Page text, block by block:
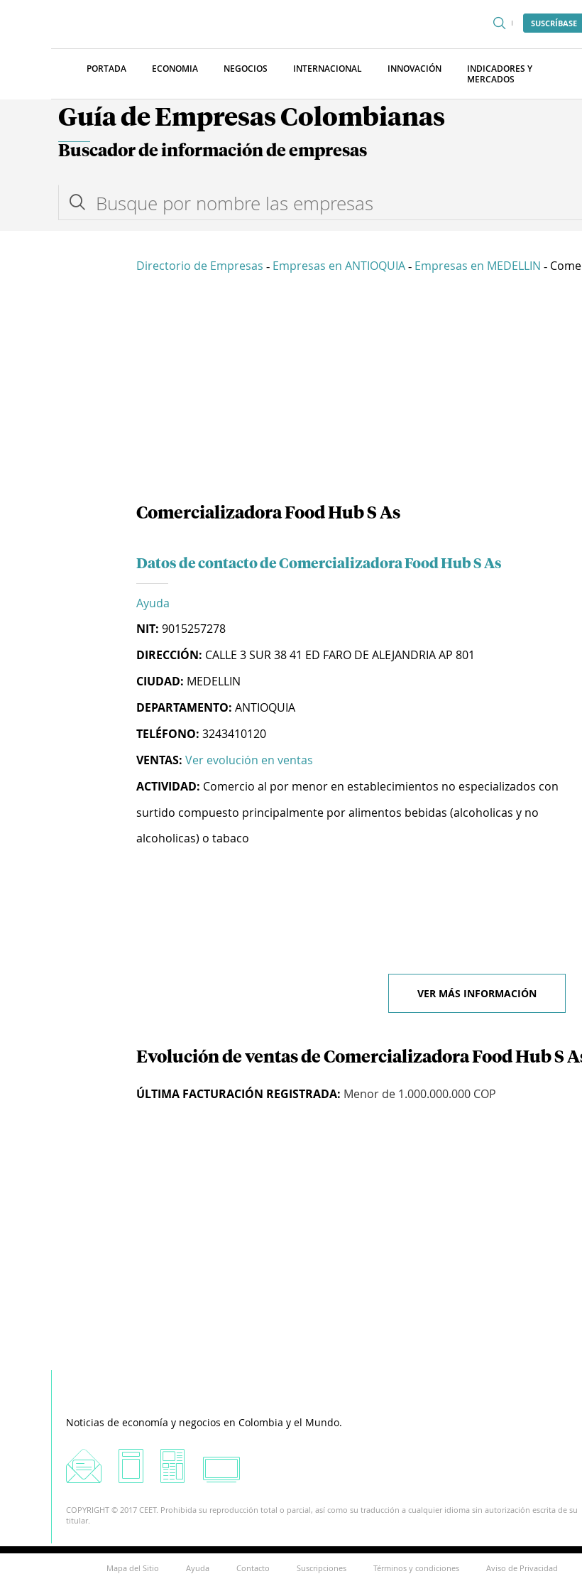
SUSCRÍBASE
PORTADA ECONOMIA NEGOCIOS INTERNACIONAL INNOVACIÓN
INDICADORES Y
MERCADOS
Guía de Empresas Colombianas
Buscador de información de empresas
Directorio de Empresas - Empresas en ANTIOQUIA - Empresas en MEDELLIN -
Comercializadora Food Hub S As
Datos de contacto de Comercializadora Food Hub S As
Ayuda
NIT: 9015257278
DIRECCIÓN: CALLE 3 SUR 38 41 ED FARO DE ALEJANDRIA AP 801
CIUDAD: MEDELLIN
DEPARTAMENTO: ANTIOQUIA
TELÉFONO: 3243410120
VENTAS: Ver evolución en ventas
ACTIVIDAD: Comercio al por menor en establecimientos no especializados con
surtido compuesto principalmente por alimentos bebidas (alcoholicas y no
alcoholicas) o tabaco
VER MÁS INFORMACIÓN
Evolución de ventas de Comercializadora Food Hub S
ÚLTIMA FACTURACIÓN REGISTRADA: Menor de 1.000.000.000 COP
Noticias de economía y negocios en Colombia y el Mundo.
COPYRIGHT © 2017 CEET. Prohibida su reproducción total o parcial, así como su traducción a cualquier idioma sin autorización escrita de su
titular.
Mapa del Sitio Ayuda Contacto Suscripciones Términos y condiciones Aviso de Privacidad